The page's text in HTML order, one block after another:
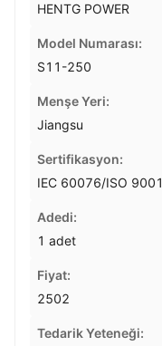
HENTG POWER
Model Numarası:
S11-250
Menşe Yeri:
Jiangsu
Sertifikasyon:
IEC 60076/ISO 9001
Adedi:
1 adet
Fiyat:
2502
Tedarik Yeteneği: